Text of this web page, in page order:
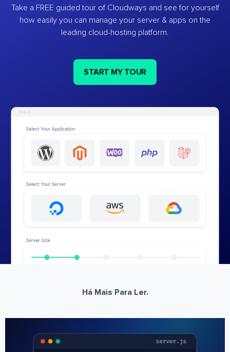
Take a FREE guided tour of Cloudways and see for yourself
how easily you can manage your server & apps on the
leading cloud-hosting platform.
START MY TOUR
Há Mais Para Ler.